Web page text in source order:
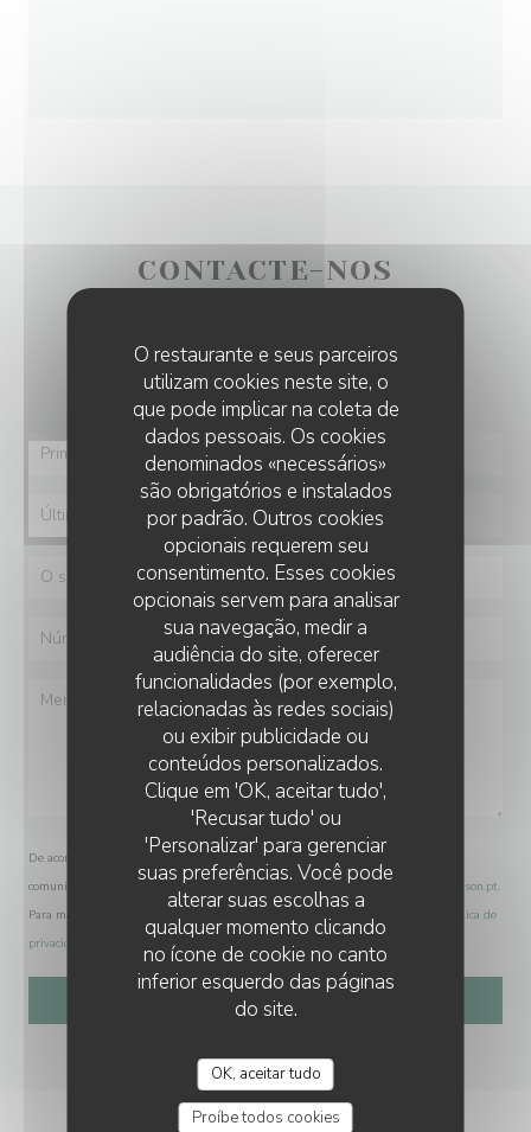
O restaurante e seus parceiros
utilizam cookies neste site, o
que pode implicar na coleta de
dados pessoais. Os cookies
denominados «necessários»
são obrigatórios e instalados
por padrão. Outros cookies
opcionais requerem seu
consentimento. Esses cookies
opcionais servem para analisar
sua navegação, medir a
audiência do site, oferecer
funcionalidades (por exemplo,
relacionadas às redes sociais)
ou exibir publicidade ou
conteúdos personalizados.
Clique em 'OK, aceitar tudo',
'Recusar tudo' ou
'Personalizar' para gerenciar
suas preferências. Você pode
alterar suas escolhas a
qualquer momento clicando
no ícone de cookie no canto
inferior esquerdo das páginas
do site.
OK, aceitar tudo
Proíbe todos cookies
CONTACTE-NOS
Deseja contactar-nos ?
Preencha o formulário abaixo!
De acordo com a legislação de proteção de dados, tem o direito de se opor a
comunicações de marketing. Pode registar-se na Lista Robinson através de
robinson.pt.
Para mais informações sobre o tratamento dos seus dados, consulte a nossa
política de
privacidade